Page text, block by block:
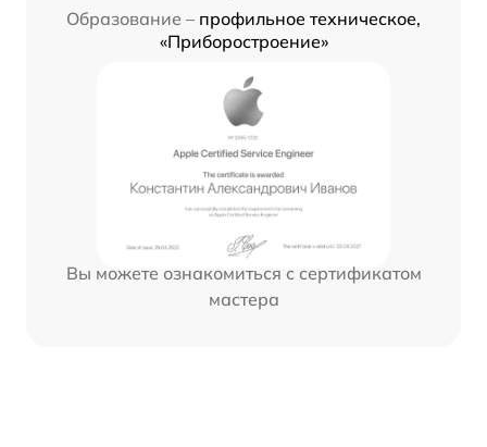
Образование – профильное техническое,
«Приборостроение»
Вы можете ознакомиться с сертификатом
мастера